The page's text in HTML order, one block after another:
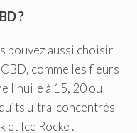
?
pouvez aussi choisir
comme les fleurs
l’huile à 15, 20 ou
ultra-concentrés
et Ice Rocke .